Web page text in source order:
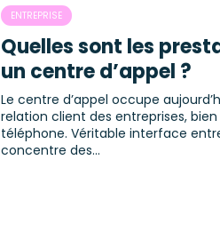
ENTREPRISE
Quelles sont les
un centre d’appel ?
Le centre d’appel occupe
relation client des entreprises,
téléphone. Véritable interface
concentre des...